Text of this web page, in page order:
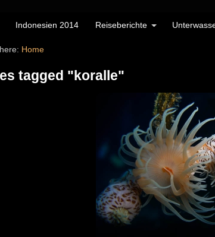
Indonesien 2014 Reiseberichte
Home
tagged "koralle"